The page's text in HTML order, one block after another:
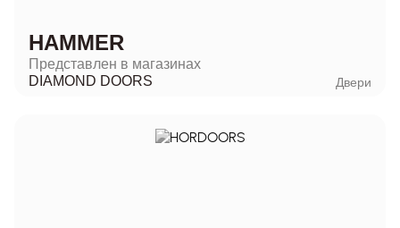
HAMMER
Представлен в магазинах
DIAMOND DOORS
Двери